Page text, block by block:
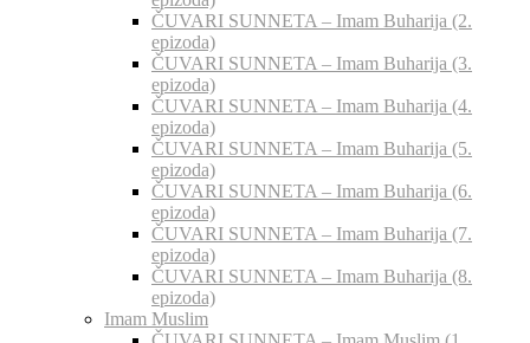
ČUVARI SUNNETA – Imam Buharija (2.
epizoda)
ČUVARI SUNNETA – Imam Buharija (3.
epizoda)
ČUVARI SUNNETA – Imam Buharija (4.
epizoda)
ČUVARI SUNNETA – Imam Buharija (5.
epizoda)
ČUVARI SUNNETA – Imam Buharija (6.
epizoda)
ČUVARI SUNNETA – Imam Buharija (7.
epizoda)
ČUVARI SUNNETA – Imam Buharija (8.
epizoda)
Imam Muslim